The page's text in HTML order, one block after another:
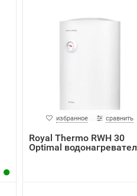
избранное сравнить
Royal Thermo RWH 30
Optimal